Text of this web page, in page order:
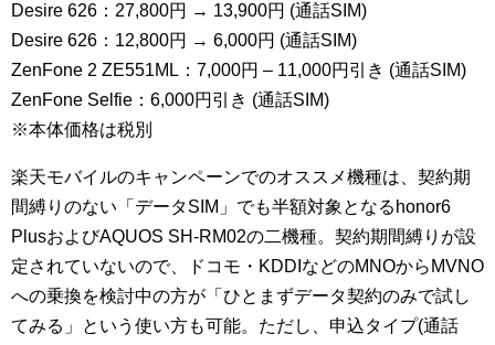
Desire 626：27,800円 → 13,900円 (通話SIM)
Desire 626：12,800円 → 6,000円 (通話SIM)
ZenFone 2 ZE551ML：7,000円 – 11,000円引き (通話SIM)
ZenFone Selfie：6,000円引き (通話SIM)
※本体価格は税別
楽天モバイルのキャンペーンでのオススメ機種は、契約期
間縛りのない「データSIM」でも半額対象となるhonor6
PlusおよびAQUOS SH-RM02の二機種。契約期間縛りが設
定されていないので、ドコモ・KDDIなどのMNOからMVNO
への乗換を検討中の方が「ひとまずデータ契約のみで試し
てみる」という使い方も可能。ただし、申込タイプ(通話